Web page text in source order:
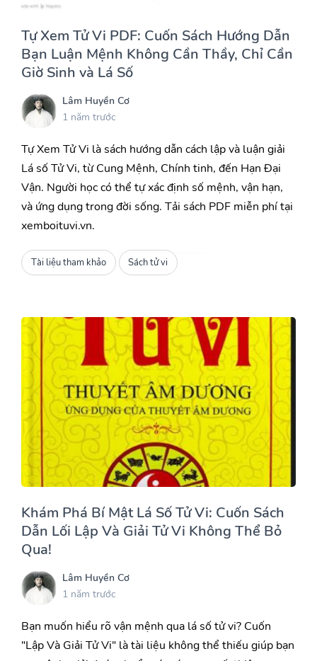
Tự Xem Tử Vi PDF: Cuốn Sách Hướng Dẫn
Bạn Luận Mệnh Không Cần Thầy, Chỉ Cần
Giờ Sinh và Lá Số
Lâm Huyền Cơ
1 năm trước
Tự Xem Tử Vi là sách hướng dẫn cách lập và luận giải
Lá số Tử Vi, từ Cung Mệnh, Chính tinh, đến Hạn Đại
Vận. Người học có thể tự xác định số mệnh, vận hạn,
và ứng dụng trong đời sống. Tải sách PDF miễn phí tại
xemboituvi.vn.
Tài liệu tham khảo Sách tử vi
Khám Phá Bí Mật Lá Số Tử Vi: Cuốn Sách
Dẫn Lối Lập Và Giải Tử Vi Không Thể Bỏ
Qua!
Lâm Huyền Cơ
1 năm trước
Bạn muốn hiểu rõ vận mệnh qua lá số tử vi? Cuốn
"Lập Và Giải Tử Vi" là tài liệu không thể thiếu giúp bạn